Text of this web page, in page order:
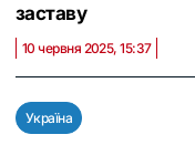
заставу
10 червня 2025, 15:37
Україна